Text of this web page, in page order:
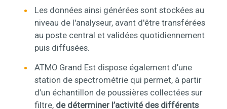
Les données ainsi générées sont stockées au
niveau de l'analyseur, avant d'être transférées
au poste central et validées quotidiennement
puis diffusées.
ATMO Grand Est dispose également d’une
station de spectrométrie qui permet, à partir
d’un échantillon de poussières collectées sur
filtre, de déterminer l’activité des différents